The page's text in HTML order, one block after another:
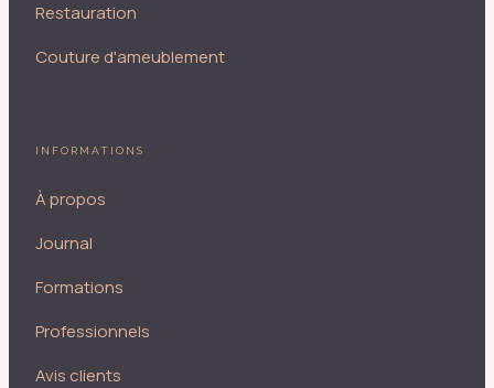
Restauration
Couture d'ameublement
INFORMATIONS
À propos
Journal
Formations
Professionnels
Avis clients